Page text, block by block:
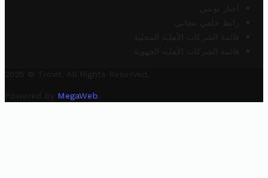
أخبار تونس
رابط خلفي مجاني
قائمة الشركات الأهلية المحلية
قائمة الشركات الأهلية الجهوية
2025 © Trovit. All Rights Reserved.
Powered By MegaWeb